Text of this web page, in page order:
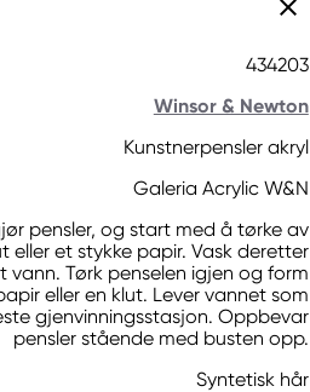
434203
Winsor & Newton
Kunstnerpensler akryl
Galeria Acrylic W&N
pensler, og start med å tørke av
eller et stykke papir. Vask deretter
vann. Tørk penselen igjen og form
eller en klut. Lever vannet som
gjenvinningsstasjon. Oppbevar
pensler stående med busten opp.
Syntetisk hår